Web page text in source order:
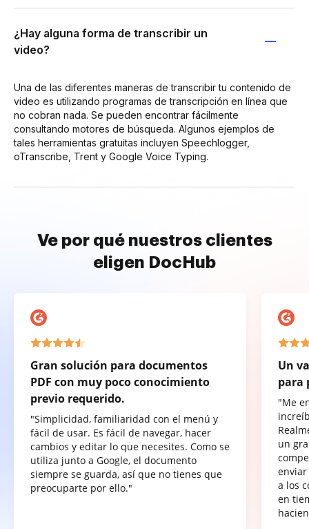
¿Hay alguna forma de transcribir un
video?
Una de las diferentes maneras de transcribir tu contenido de
video es utilizando programas de transcripción en línea que
no cobran nada. Se pueden encontrar fácilmente
consultando motores de búsqueda. Algunos ejemplos de
tales herramientas gratuitas incluyen Speechlogger,
oTranscribe, Trent y Google Voice Typing.
Ve por qué nuestros clientes
eligen DocHub
Gran solución para documentos
PDF con muy poco conocimiento
previo requerido.
"Simplicidad, familiaridad con el menú y
fácil de usar. Es fácil de navegar, hacer
cambios y editar lo que necesites. Como se
utiliza junto a Google, el documento
siempre se guarda, así que no tienes que
preocuparte por ello."
Un
para
"Me
un
a los
en